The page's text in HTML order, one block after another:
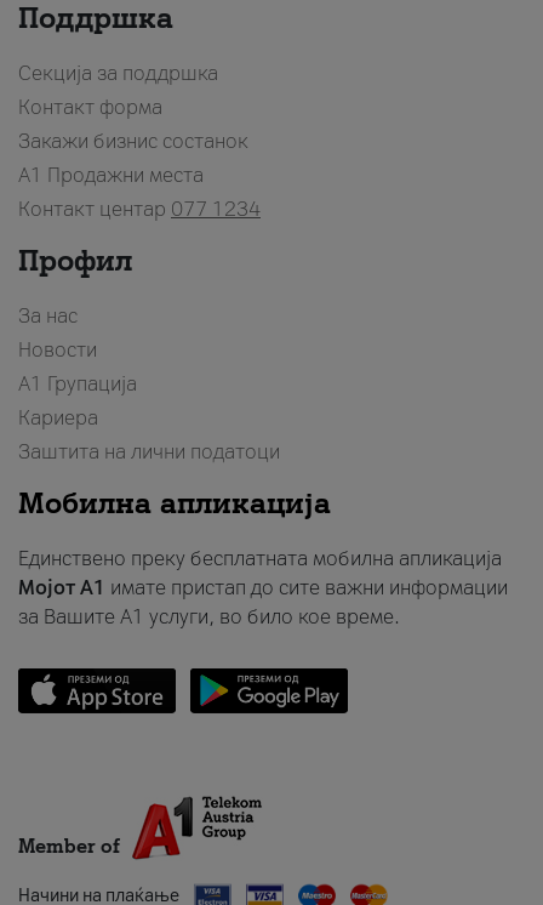
Поддршка
Секција за поддршка
Контакт форма
Закажи бизнис состанок
A1 Продажни места
Контакт центар 077 1234
Профил
За нас
Новости
А1 Групација
Кариера
Заштита на лични податоци
Мобилна апликација
Единствено преку бесплатната мобилна апликација
Мојот A1 имате пристап до сите важни информации
за Вашите A1 услуги, во било кое време.
Member of
Начини на плаќање